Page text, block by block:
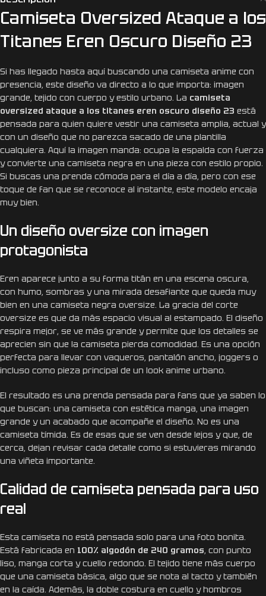
Camiseta Oversized Ataque a los
Titanes Eren Oscuro Diseño 23
Si has llegado hasta aquí buscando una camiseta anime con
presencia, este diseño va directo a lo que importa: imagen
grande, tejido con cuerpo y estilo urbano. La camiseta
oversized ataque a los titanes eren oscuro diseño 23 está
pensada para quien quiere vestir una camiseta amplia, actual y
con un diseño que no parezca sacado de una plantilla
cualquiera. Aquí la imagen manda: ocupa la espalda con fuerza
y convierte una camiseta negra en una pieza con estilo propio.
Si buscas una prenda cómoda para el día a día, pero con ese
toque de fan que se reconoce al instante, este modelo encaja
muy bien.
Un diseño oversize con imagen
protagonista
Eren aparece junto a su forma titán en una escena oscura,
con humo, sombras y una mirada desafiante que queda muy
bien en una camiseta negra oversize. La gracia del corte
oversize es que da más espacio visual al estampado. El diseño
respira mejor, se ve más grande y permite que los detalles se
aprecien sin que la camiseta pierda comodidad. Es una opción
perfecta para llevar con vaqueros, pantalón ancho, joggers o
incluso como pieza principal de un look anime urbano.
El resultado es una prenda pensada para fans que ya saben lo
que buscan: una camiseta con estética manga, una imagen
grande y un acabado que acompañe el diseño. No es una
camiseta tímida. Es de esas que se ven desde lejos y que, de
cerca, dejan revisar cada detalle como si estuvieras mirando
una viñeta importante.
Calidad de camiseta pensada para uso
real
Esta camiseta no está pensada solo para una foto bonita.
Está fabricada en 100% algodón de 240 gramos, con punto
liso, manga corta y cuello redondo. El tejido tiene más cuerpo
que una camiseta básica, algo que se nota al tacto y también
en la caída. Además, la doble costura en cuello y hombros